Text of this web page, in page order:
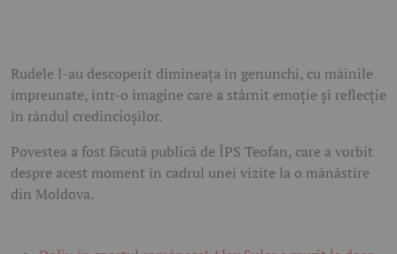
Rudele l-au descoperit dimineața în genunchi, cu mâinile
împreunate, într-o imagine care a stârnit emoție și reflecție
în rândul credincioșilor.
Povestea a fost făcută publică de ÎPS Teofan, care a vorbit
despre acest moment în cadrul unei vizite la o mănăstire
din Moldova.